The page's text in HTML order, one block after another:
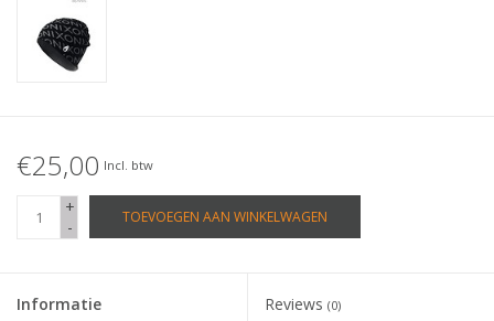
€25,00 Incl. btw
+
-
TOEVOEGEN AAN WINKELWAGEN
Informatie Reviews (0)